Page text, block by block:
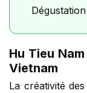
Dégustation
Hu Tieu
Vietnam
La créativité